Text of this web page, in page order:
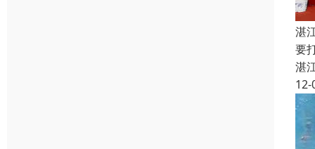
湛
要
湛
12-